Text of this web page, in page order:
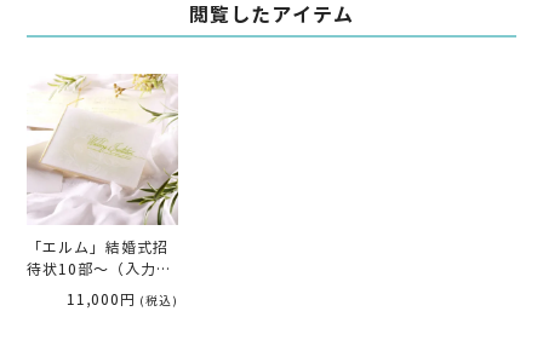
閲覧したアイテム
「エルム」結婚式招
待状10部～（入力・
印刷込）11,000円 (税込)